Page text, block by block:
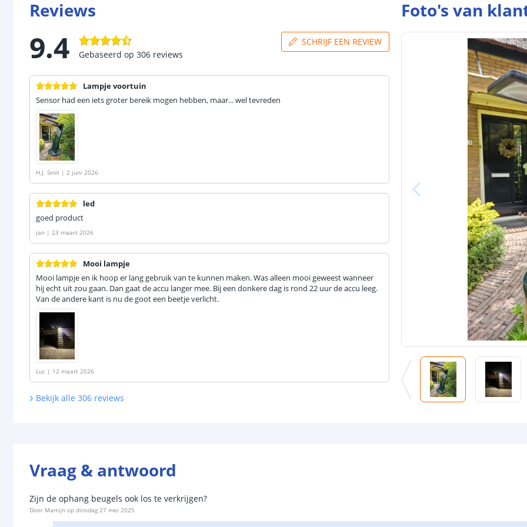
Reviews
9.4 Gebaseerd op 306 reviews
SCHRIJF EEN REVIEW
Lampje voortuin
Sensor had een iets groter bereik mogen hebben, maar... wel tevreden
H.J. Smit | 2 juni 2026
led
goed product
jan | 23 maart 2026
Mooi lampje
Mooi lampje en ik hoop er lang gebruik van te kunnen maken. Was alleen mooi geweest wanneer
hij echt uit zou gaan. Dan gaat de accu langer mee. Bij een donkere dag is rond 22 uur de accu leeg.
Van de andere kant is nu de goot een beetje verlicht.
Luc | 12 maart 2026
Bekijk alle 306 reviews
Foto's van
Vraag & antwoord
Zijn de ophang beugels ook los te verkrijgen?
Door Martijn op dinsdag 27 mei 2025